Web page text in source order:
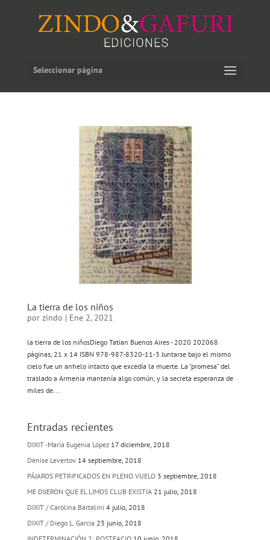
Seleccionar página
La tierra de los niños
por zindo | Ene 2, 2021
la tierra de los niñosDiego Tatian Buenos Aires - 2020 202068
páginas, 21 x 14 ISBN 978-987-8320-11-3 Juntarse bajo el mismo
cielo fue un anhelo intacto que excedía la muerte. La “promesa” del
traslado a Armenia mantenía algo común, y la secreta esperanza de
miles de...
Entradas recientes
DIXIT -María Eugenia López 17 diciembre, 2018
Denise Levertov 14 septiembre, 2018
PÁJAROS PETRIFICADOS EN PLENO VUELO 3 septiembre, 2018
ME DIJERON QUE EL LIMOS CLUB EXISTIA 21 julio, 2018
DIXIT / Carolina Bartalini 4 julio, 2018
DIXIT / Diego L. Garcia 23 junio, 2018